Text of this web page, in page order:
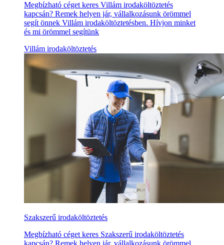
Megbízható céget keres Villám irodaköltöztetés
kapcsán? Remek helyen jár, vállalkozásunk örömmel
segít önnek Villám irodaköltöztetésben. Hívjon minket
és mi örömmel segítünk
Villám irodaköltöztetés
Szakszerű irodaköltöztetés
Megbízható céget keres Szakszerű irodaköltöztetés